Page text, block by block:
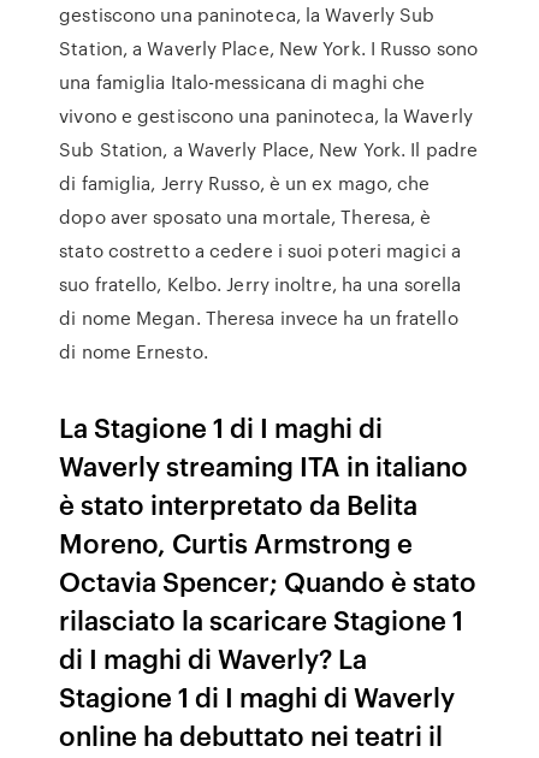
gestiscono una paninoteca, la Waverly Sub
Station, a Waverly Place, New York. I Russo sono
una famiglia Italo-messicana di maghi che
vivono e gestiscono una paninoteca, la Waverly
Sub Station, a Waverly Place, New York. Il padre
di famiglia, Jerry Russo, è un ex mago, che
dopo aver sposato una mortale, Theresa, è
stato costretto a cedere i suoi poteri magici a
suo fratello, Kelbo. Jerry inoltre, ha una sorella
di nome Megan. Theresa invece ha un fratello
di nome Ernesto.
La Stagione 1 di I maghi di
Waverly streaming ITA in italiano
è stato interpretato da Belita
Moreno, Curtis Armstrong e
Octavia Spencer; Quando è stato
rilasciato la scaricare Stagione 1
di I maghi di Waverly? La
Stagione 1 di I maghi di Waverly
online ha debuttato nei teatri il